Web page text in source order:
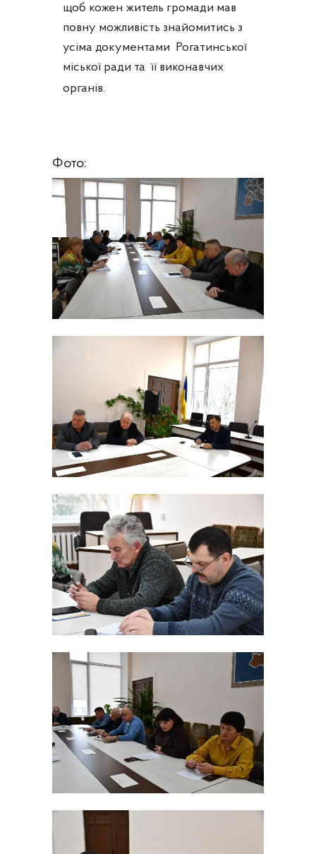
щоб кожен житель громади мав
повну можливість знайомитись з
усіма документами Рогатинської
міської ради та її виконавчих
органів.
Фото: